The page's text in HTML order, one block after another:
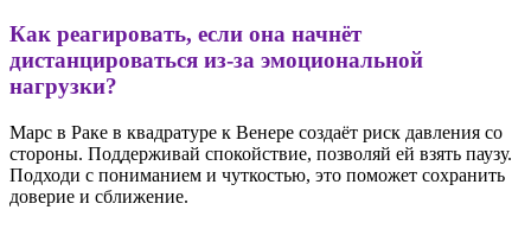
Как реагировать, если она начнёт
дистанцироваться из-за эмоциональной
нагрузки?
Марс в Раке в квадратуре к Венере создаёт риск давления со
стороны. Поддерживай спокойствие, позволяй ей взять паузу.
Подходи с пониманием и чуткостью, это поможет сохранить
доверие и сближение.